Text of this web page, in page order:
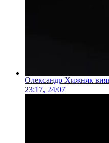
Олександр Хижняк
23:17, 24/07